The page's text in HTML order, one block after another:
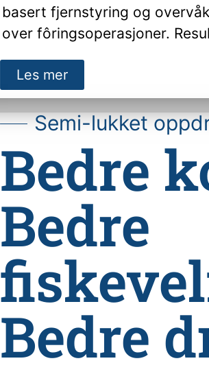
basert fjernstyring og
over fôringsoperasjoner.
Les mer
Semi-lukket
Bedre
Bedre
Bedre